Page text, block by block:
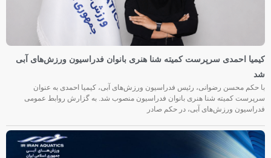
کیمیا احمدی سرپرست کمیته شنا هنری بانوان فدراسیون ورزش‌های آبی
شد
با حکم محسن رضوانی، رئیس فدراسیون ورزش‌های آبی، کیمیا احمدی به عنوان
سرپرست کمیته شنا هنری بانوان فدراسیون منصوب شد. به گزارش روابط عمومی
فدراسیون ورزش‌های آبی، در حکم صادر